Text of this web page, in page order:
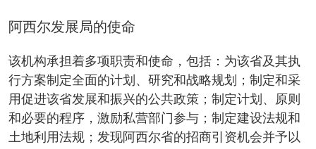
阿西尔发展局的使命
该机构承担着多项职责和使命，包括：为该省及其执
行方案制定全面的计划、研究和战略规划；制定和采
用促进该省发展和振兴的公共政策；制定计划、原则
和必要的程序，激励私营部门参与；制定建设法规和
土地利用法规；发现阿西尔省的招商引资机会并予以